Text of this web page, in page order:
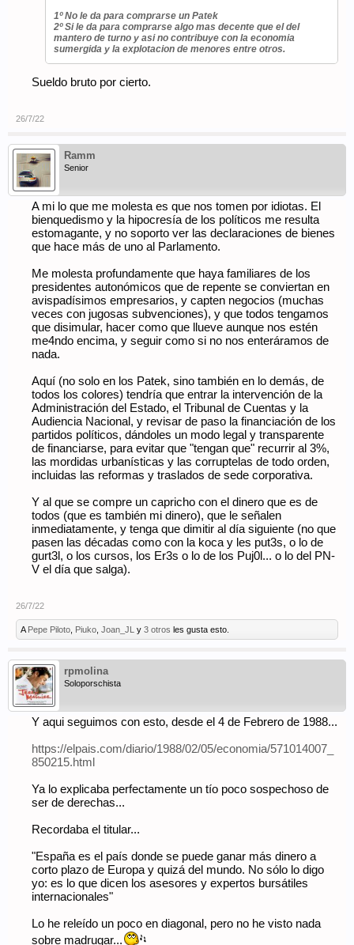
1º No le da para comprarse un Patek
2º Si le da para comprarse algo mas decente que el del
mantero de turno y asi no contribuye con la economia
sumergida y la explotacion de menores entre otros.
Sueldo bruto por cierto.
26/7/22
Ramm
Senior
A mi lo que me molesta es que nos tomen por idiotas. El
bienquedismo y la hipocresía de los políticos me resulta
estomagante, y no soporto ver las declaraciones de bienes
que hace más de uno al Parlamento.
Me molesta profundamente que haya familiares de los
presidentes autonómicos que de repente se conviertan en
avispadísimos empresarios, y capten negocios (muchas
veces con jugosas subvenciones), y que todos tengamos
que disimular, hacer como que llueve aunque nos estén
me4ndo encima, y seguir como si no nos enteráramos de
nada.
Aquí (no solo en los Patek, sino también en lo demás, de
todos los colores) tendría que entrar la intervención de la
Administración del Estado, el Tribunal de Cuentas y la
Audiencia Nacional, y revisar de paso la financiación de los
partidos políticos, dándoles un modo legal y transparente
de financiarse, para evitar que "tengan que" recurrir al 3%,
las mordidas urbanísticas y las corruptelas de todo orden,
incluidas las reformas y traslados de sede corporativa.
Y al que se compre un capricho con el dinero que es de
todos (que es también mi dinero), que le señalen
inmediatamente, y tenga que dimitir al día siguiente (no que
pasen las décadas como con la koca y les put3s, o lo de
gurt3l, o los cursos, los Er3s o lo de los Puj0l... o lo del PN-
V el día que salga).
26/7/22
A Pepe Piloto Piuko Joan_JL y 3 otros les gusta esto.
rpmolina
Soloporschista
Y aqui seguimos con esto, desde el 4 de Febrero de 1988...
https://elpais.com/diario/1988/02/05/economia/571014007_
850215.html
Ya lo explicaba perfectamente un tío poco sospechoso de
ser de derechas...
Recordaba el titular...
"España es el país donde se puede ganar más dinero a
corto plazo de Europa y quizá del mundo. No sólo lo digo
yo: es lo que dicen los asesores y expertos bursátiles
internacionales"
Lo he releído un poco en diagonal, pero no he visto nada
sobre madrugar...